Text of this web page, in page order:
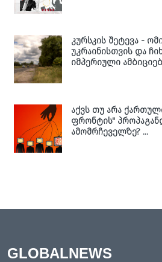
კურსკის შეტევა -
უკრაინისთვის და
იმპერიული
აქვს თუ არა
ფრონტის"
ამომრჩეველზე? ...
GLOBALNEWS